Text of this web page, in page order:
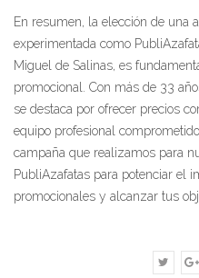
En resumen, la elección de una
experimentada como
Miguel de Salinas, es
promocional. Con más de 33
se destaca por ofrecer precios
equipo profesional
campaña que realizamos para
PubliAzafatas para potenciar el
promocionales y alcanzar tus